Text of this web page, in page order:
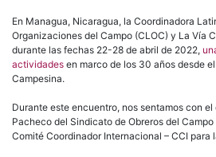
En Managua, Nicaragua, la Coordinadora
Organizaciones del Campo (CLOC) y La Vía
durante las fechas 22-28 de abril de 2022,
actividades en marco de los 30 años desde
Campesina.
Durante este encuentro, nos sentamos con
Pacheco del Sindicato de Obreros del
Comité Coordinador Internacional – CCI para